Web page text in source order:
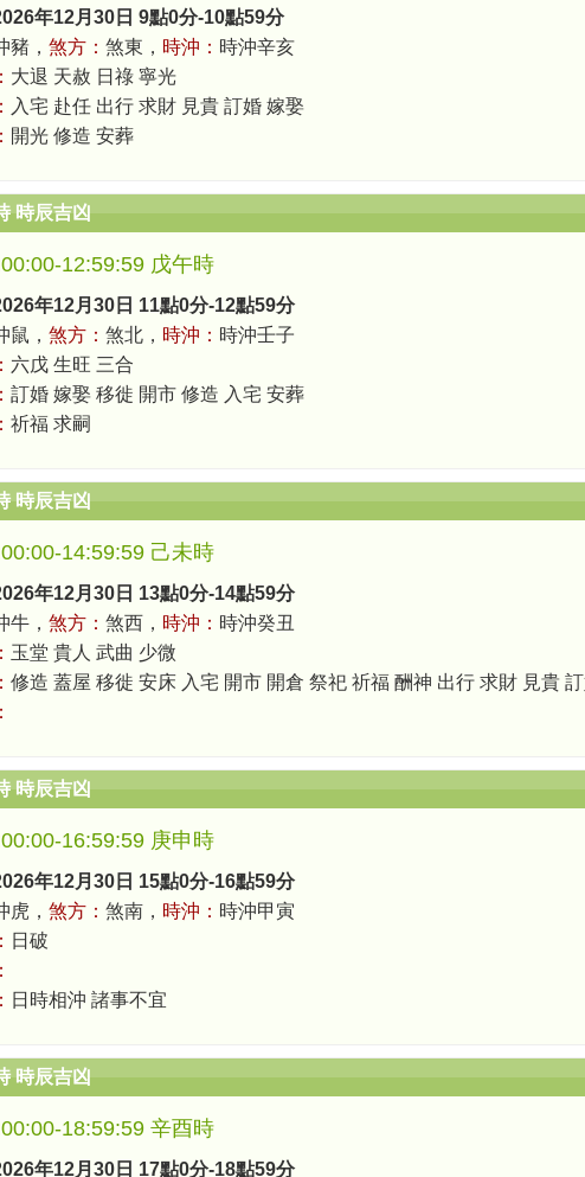
年12月30日 9點0分-10點59分
豬， 煞方： 煞東， 時沖： 時沖辛亥
大退 天赦 日祿 寧光
入宅 赴任 出行 求財 見貴 訂婚 嫁娶
開光 修造 安葬
時辰吉凶
12:59:59 戊午時
年12月30日 11點0分-12點59分
鼠， 煞方： 煞北， 時沖： 時沖壬子
六戊 生旺 三合
訂婚 嫁娶 移徙 開市 修造 入宅 安葬
祈福 求嗣
時辰吉凶
14:59:59 己未時
年12月30日 13點0分-14點59分
牛， 煞方： 煞西， 時沖： 時沖癸丑
玉堂 貴人 武曲 少微
修造 蓋屋 移徙 安床 入宅 開市 開倉 祭祀 祈福 酬神 出行 求財 見貴
時辰吉凶
16:59:59 庚申時
年12月30日 15點0分-16點59分
虎， 煞方： 煞南， 時沖： 時沖甲寅
日破
日時相沖 諸事不宜
時辰吉凶
18:59:59 辛酉時
年12月30日 17點0分-18點59分